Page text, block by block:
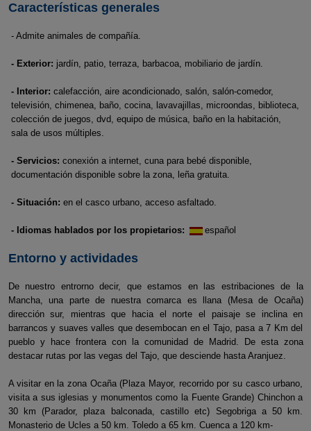
Características generales
- Admite animales de compañía.
- Exterior: jardín, patio, terraza, barbacoa, mobiliario de jardín.
- Interior: calefacción, aire acondicionado, salón, salón-comedor,
televisión, chimenea, baño, cocina, lavavajillas, microondas, biblioteca,
colección de juegos, dvd, equipo de música, baño en la habitación,
sala de usos múltiples.
- Servicios: conexión a internet, cuna para bebé disponible,
documentación disponible sobre la zona, leña gratuita.
- Situación: en el casco urbano, acceso asfaltado.
- Idiomas hablados por los propietarios: español
Entorno y actividades
De nuestro entrorno decir, que estamos en las estribaciones de la
Mancha, una parte de nuestra comarca es llana (Mesa de Ocaña)
dirección sur, mientras que hacia el norte el paisaje se inclina en
barrancos y suaves valles que desembocan en el Tajo, pasa a 7 Km del
pueblo y hace frontera con la comunidad de Madrid. De esta zona
destacar rutas por las vegas del Tajo, que desciende hasta Aranjuez.
A visitar en la zona Ocaña (Plaza Mayor, recorrido por su casco urbano,
visita a sus iglesias y monumentos como la Fuente Grande) Chinchon a
30 km (Parador, plaza balconada, castillo etc) Segobriga a 50 km.
Monasterio de Ucles a 50 km. Toledo a 65 km. Cuenca a 120 km-